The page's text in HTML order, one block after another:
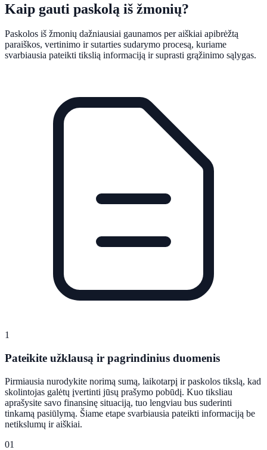
Kaip gauti paskolą iš žmonių?
Paskolos iš žmonių dažniausiai gaunamos per aiškiai apibrėžtą
paraiškos, vertinimo ir sutarties sudarymo procesą, kuriame
svarbiausia pateikti tikslią informaciją ir suprasti grąžinimo sąlygas.
1
Pateikite užklausą ir pagrindinius duomenis
Pirmiausia nurodykite norimą sumą, laikotarpį ir paskolos tikslą, kad
skolintojas galėtų įvertinti jūsų prašymo pobūdį. Kuo tiksliau
aprašysite savo finansinę situaciją, tuo lengviau bus suderinti
tinkamą pasiūlymą. Šiame etape svarbiausia pateikti informaciją be
netikslumų ir aiškiai.
01